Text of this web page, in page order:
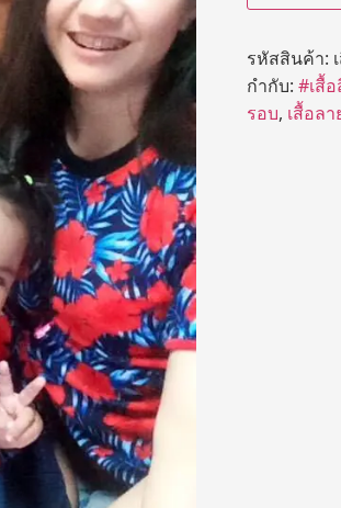
รหัสสินค้า:
กำกับ: #เสื้
รอบ, เสื้อล